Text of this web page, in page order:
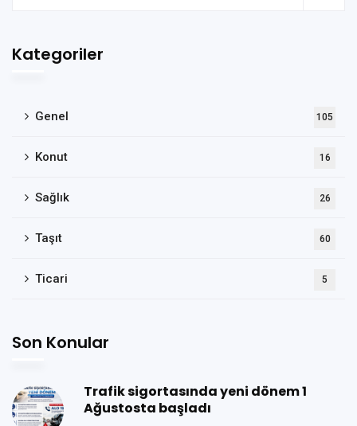
Kategoriler
Genel 105
Konut 16
Sağlık 26
Taşıt 60
Ticari 5
Son Konular
Trafik sigortasında yeni dönem 1
Ağustosta başladı